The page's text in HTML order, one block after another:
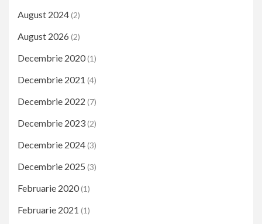
August 2024(2)
August 2026 (2)
Decembrie 2020(1)
Decembrie 2021 (4)
Decembrie 2022 (7)
Decembrie 2023(2)
Decembrie 2024(3)
Decembrie 2025 (3)
Februarie 2020(1)
Februarie 2021 (1)